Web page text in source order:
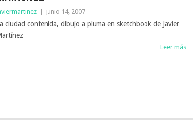
| junio 14, 2007
ciudad contenida, dibujo a pluma en sketchbook de Javier
Leer más